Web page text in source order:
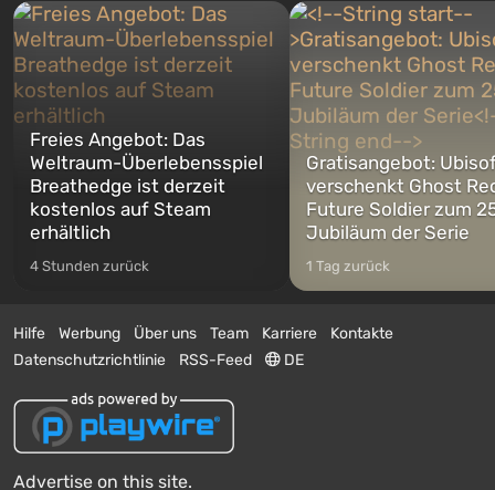
Freies Angebot: Das
Weltraum-Überlebensspiel
Breathedge ist derzeit
kostenlos auf Steam
erhältlich
4 Stunden zurück
Gratisangebot:
verschenkt Ghost
Future Soldier zum
Jubiläum der Serie
1 Tag zurück
Hilfe Werbung Über uns Team Karriere
Kontakte
Datenschutzrichtlinie
RSS-Feed DE
Advertise on this site.